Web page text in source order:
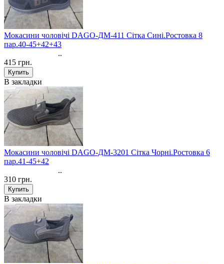
Мокасини чоловічі DAGO-ДМ-411 Сітка Сині.Ростовка 8
пар.40-45+42+43
..
415 грн.
В закладки
Мокасини чоловічі DAGO-ДМ-3201 Сітка Чорні.Ростовка 6
пар.41-45+42
..
310 грн.
В закладки